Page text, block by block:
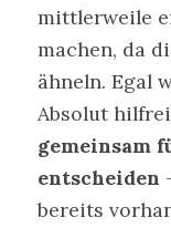
mittlerweile
machen, da
ähneln. Egal
Absolut
gemeinsam
entscheiden
bereits